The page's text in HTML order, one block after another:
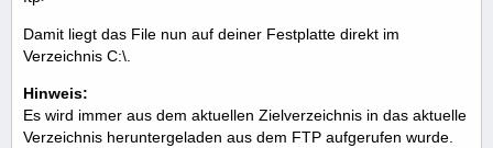
Damit liegt das File nun auf deiner Festplatte direkt im
Verzeichnis C:\.
Hinweis:
Es wird immer aus dem aktuellen Zielverzeichnis in das aktuelle
Verzeichnis heruntergeladen aus dem FTP aufgerufen wurde.